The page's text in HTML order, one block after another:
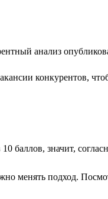
анализ
конкурентов,
баллов, значит,
менять подход.